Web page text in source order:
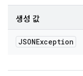
생성 값
JSONException